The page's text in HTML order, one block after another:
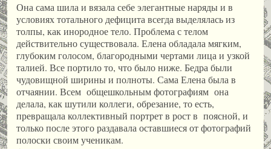
Она сама шила и вязала себе элегантные наряды и в
условиях тотального дефицита всегда выделялась из
толпы, как инородное тело. Проблема с телом
действительно существовала. Елена обладала мягким,
глубоким голосом, благородными чертами лица и узкой
талией. Все портило то, что было ниже. Бедра были
чудовищной ширины и полноты. Сама Елена была в
отчаянии. Всем общешкольным фотографиям она
делала, как шутили коллеги, обрезание, то есть,
превращала коллективный портрет в рост в поясной, и
только после этого раздавала оставшиеся от фотографий
полоски своим ученикам.